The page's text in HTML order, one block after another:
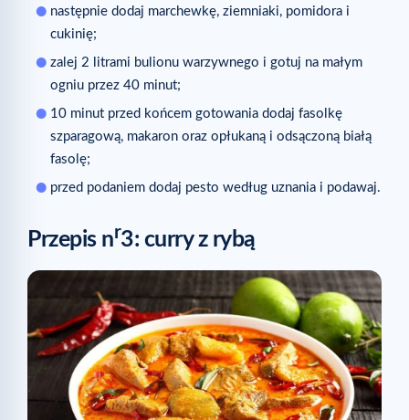
następnie dodaj marchewkę, ziemniaki, pomidora i
cukinię;
zalej 2 litrami bulionu warzywnego i gotuj na małym
ogniu przez 40 minut;
10 minut przed końcem gotowania dodaj fasolkę
szparagową, makaron oraz opłukaną i odsączoną białą
fasolę;
przed podaniem dodaj pesto według uznania i podawaj.
Przepis nr3: curry z rybą